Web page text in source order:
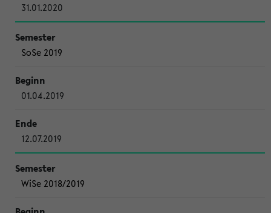
31.01.2020
SoSe 2019
01.04.2019
12.07.2019
WiSe 2018/2019